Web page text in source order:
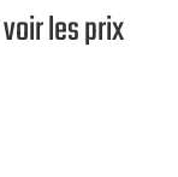
les prix